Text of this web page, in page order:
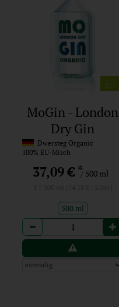
MoGin - London
Dry Gin
Dwersteg Organic
100% EU-Misch
37,09 €*/ 500 ml
500 ml
Anzahl